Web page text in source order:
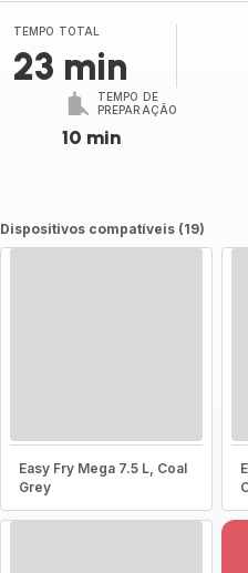
TEMPO TOTAL
23 min
TEMPO DE
PREPARAÇÃO
10 min
Dispositivos compatíveis (19)
Easy Fry Mega 7.5 L, Coal
Grey